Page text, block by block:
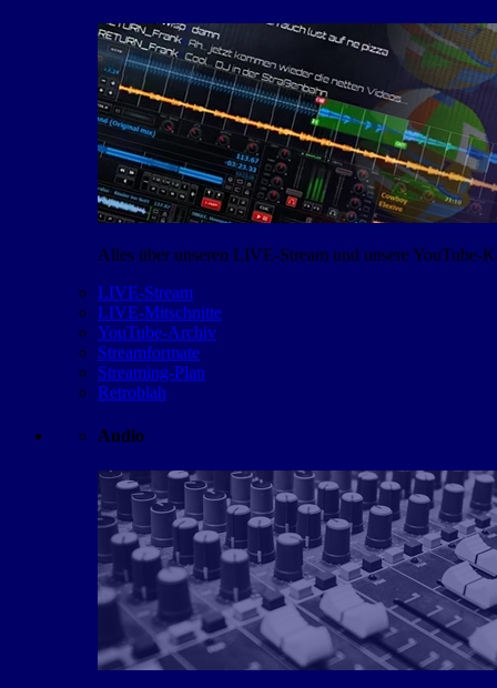
Alles über unseren LIVE-Stream und unsere YouTube-
LIVE-Stream
LIVE-Mitschnitte
YouTube-Archiv
Streamformate
Streaming-Plan
Retroblah
Audio